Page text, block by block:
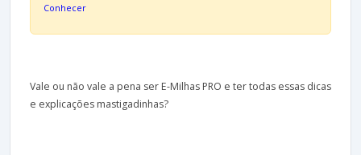
Conhecer
Vale ou não vale a pena ser E-Milhas PRO e ter todas essas dicas
e explicações mastigadinhas?